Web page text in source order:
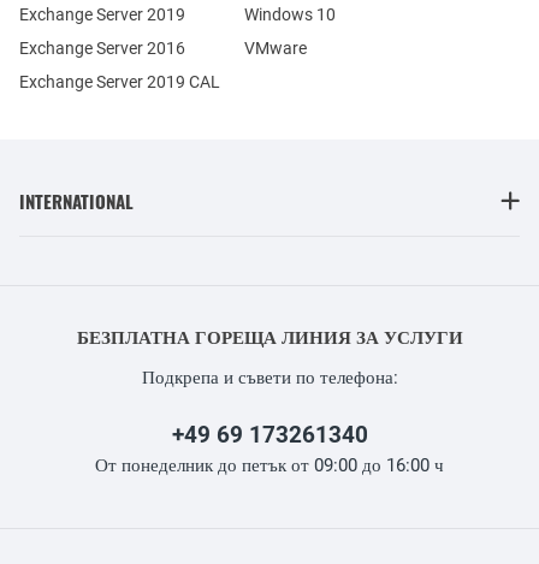
Exchange Server 2019
Exchange Server 2016
Exchange Server 2019 CAL
Windows 10
VMware
INTERNATIONAL
БЕЗПЛАТНА ГОРЕЩА ЛИНИЯ ЗА УСЛУГИ
Подкрепа и съвети по телефона:
+49 69 173261340
От понеделник до петък от 09:00 до 16:00 ч